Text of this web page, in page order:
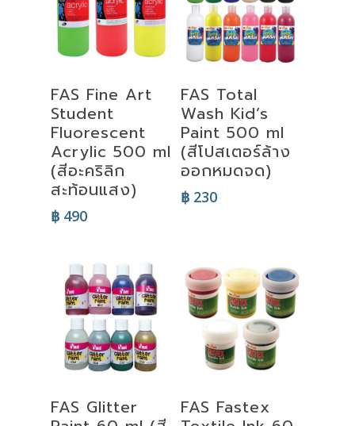
Select
Options
FAS Fine Art
Student
Fluorescent
Acrylic 500 ml
(สีอะคริลิก
สะท้อนแสง)
฿ 490
Select
Options
FAS Total
Wash Kid’s
Paint 500 ml
(สีโปสเตอร์ล้าง
ออกหมดจด)
฿230
Select
Options
FAS Glitter
Select
Options
FAS Fastex